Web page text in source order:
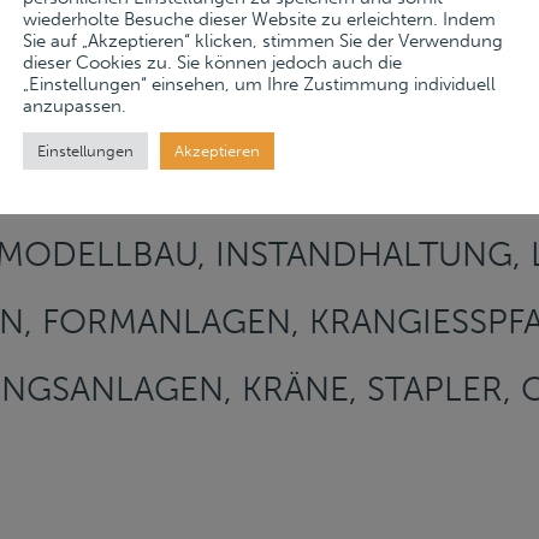
GMBH & CO KG –
INSTANDHALTUNG,
KRÄNE, STAPLER,
wiederholte Besuche dieser Website zu erleichtern. Indem
Sie auf „Akzeptieren“ klicken, stimmen Sie der Verwendung
dieser Cookies zu. Sie können jedoch auch die
„Einstellungen“ einsehen, um Ihre Zustimmung individuell
anzupassen.
Einstellungen Akzeptieren